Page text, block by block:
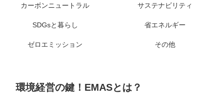
カーボンニュートラル サステナビリティ
SDGsと暮らし 省エネルギー
ゼロエミッション その他
環境経営の鍵！EMASとは？